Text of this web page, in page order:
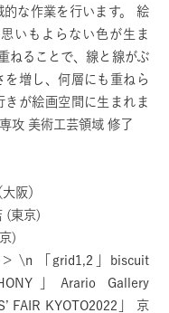
な作業を⾏います。 絵
いもよらない⾊が⽣ま
ねることで、線と線がぶ
増し、何層にも重ねら
が絵画空間に⽣まれま
攻 美術工芸領域 修了
阪）
(東京)
)
\n 「grid1,2」biscuit
」Arario Gallery
FAIR KYOTO2022」 京